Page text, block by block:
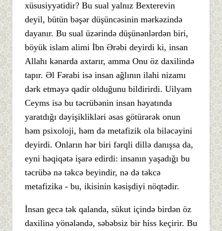
xüsusiyyətidir? Bu sual yalnız Bexterevin
deyil, bütün bəşər düşüncəsinin mərkəzində
dayanır. Bu sual üzərində düşünənlərdən biri,
böyük islam alimi İbn Ərəbi deyirdi ki, insan
Allahı kənarda axtarır, amma Onu öz daxilində
tapır. Əl Fərabi isə insan ağlının ilahi nizamı
dərk etməyə qadir olduğunu bildirirdi. Uilyam
Ceyms isə bu təcrübənin insan həyatında
yaratdığı dəyişiklikləri əsas götürərək onun
həm psixoloji, həm də metafizik ola biləcəyini
deyirdi. Onların hər biri fərqli dillə danışsa da,
eyni həqiqətə işarə edirdi: insanın yaşadığı bu
təcrübə nə təkcə beyindir, nə də təkcə
metafizika - bu, ikisinin kəsişdiyi nöqtədir.
İnsan gecə tək qalanda, sükut içində birdən öz
daxilinə yönələndə, səbəbsiz bir hiss keçirir. Bu